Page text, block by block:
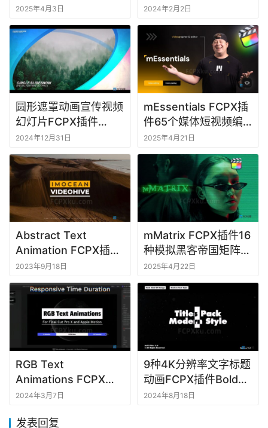
Retro Titles
2025年4月3日
香料糖果食物餐具动画
预设
2024年2月2日
圆形遮罩动画宣传视频
幻灯片FCPX插件
Circle Slideshow
2024年12月31日
mEssentials FCPX插
件65个媒体短视频编
辑制作标题转场效果动
画
2025年4月21日
Abstract Text
Animation FCPX插件
10种文字标题动画
2023年9月18日
mMatrix FCPX插件16
种模拟黑客帝国矩阵效
果转场文字标题特效动
画
2025年4月22日
RGB Text
Animations FCPX插
件9组现代文字标题文
2024年3月7日
9种4K分辨率文字标题
动画FCPX插件Bold
Titles 3.0
2024年8月18日
发表回复